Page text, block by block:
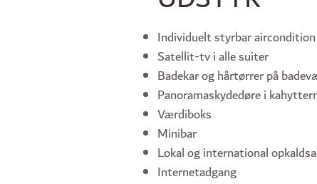
Individuelt styrbar aircondition
Satellit-tv i alle suiter
Badekar og hårtørrer på
Panoramaskydedøre i
Værdiboks
Minibar
Lokal og international
Internetadgang